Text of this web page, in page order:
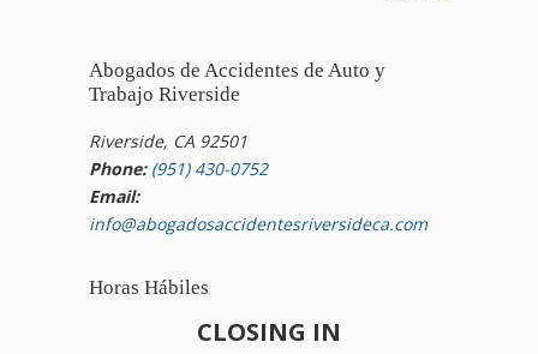
Abogados de Accidentes de Auto y
Trabajo Riverside
Riverside, CA 92501
Phone: (951) 430-0752
Email:
info@abogadosaccidentesriversideca.com
Horas Hábiles
CLOSING IN